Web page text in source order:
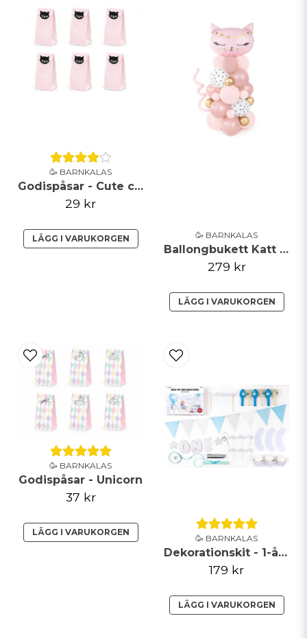
🥳 BARNKALAS
Godispåsar - Cute cat
29 kr
LÄGG I VARUKORGEN 🥳 BARNKALAS
Ballongbukett Katt Rosa
279 kr
LÄGG I VARUKORGEN
🥳 BARNKALAS
Godispåsar - Unicorn
37 kr
LÄGG I VARUKORGEN
🥳 BARNKALAS
Dekorationskit - 1-årsdag ljusblått & silver
179 kr
LÄGG I VARUKORGEN
Ja, ni får publicera min fråga